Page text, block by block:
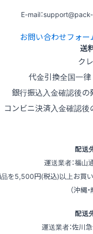
E-mail：
お問い合わせフォー
送
ク
代金引換全国一
銀行振込入金確認後の
コンビニ決済入金確認後
配送
運送業者：福
品を5,500円(税込)以上お買
（沖縄
配送
運送業者：佐川